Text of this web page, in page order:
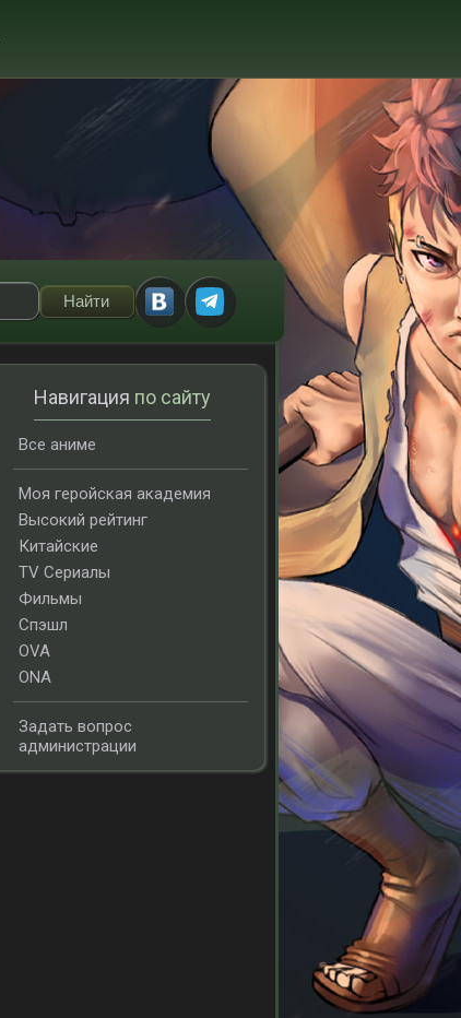
Навигация по сайту
Все аниме
Моя геройская академия
Высокий рейтинг
Китайские
TV Сериалы
Фильмы
Спэшл
OVA
ONA
Задать вопрос
администрации